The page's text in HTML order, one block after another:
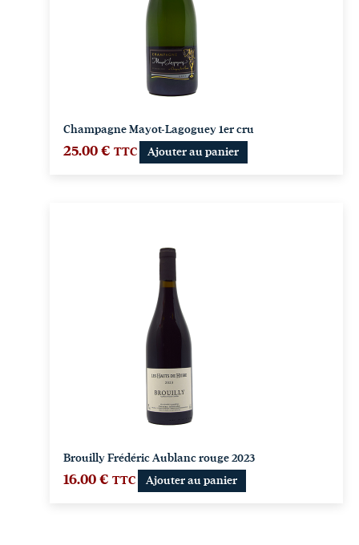
Champagne Mayot-Lagoguey 1er cru
25.00 € TTC Ajouter au panier
Brouilly Frédéric Aublanc rouge 2023
16.00 € TTC Ajouter au panier